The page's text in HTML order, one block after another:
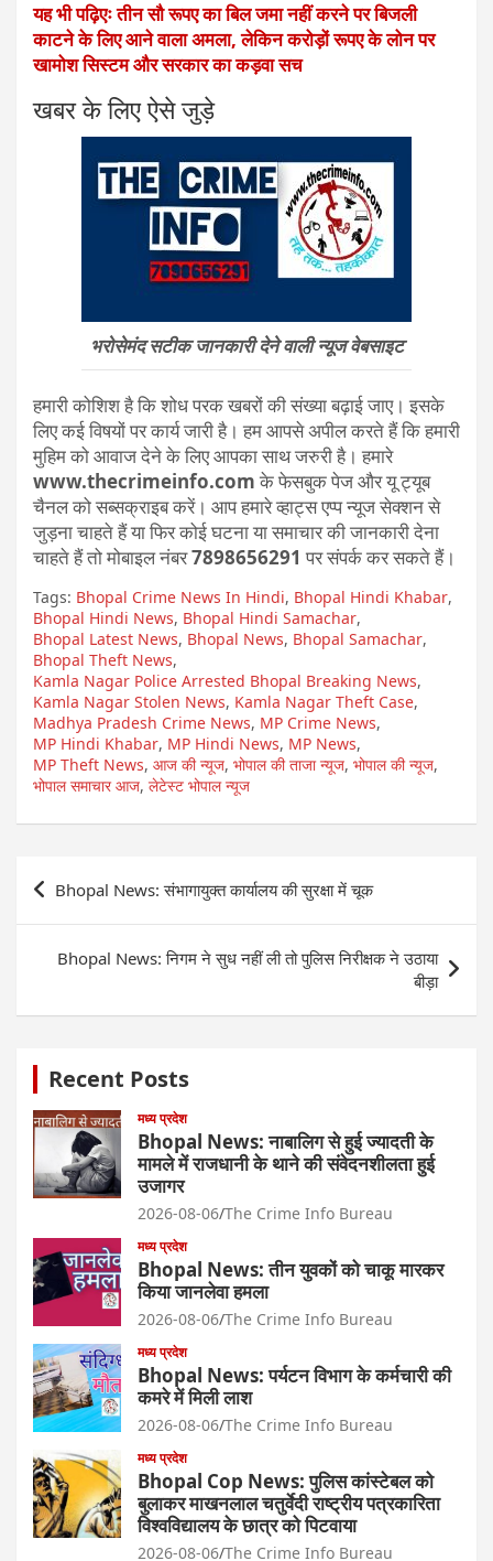
यह भी पढ़िएः तीन सौ रूपए का बिल जमा नहीं करने पर बिजली
काटने के लिए आने वाला अमला, लेकिन करोड़ों रूपए के लोन पर
खामोश सिस्टम और सरकार का कड़वा सच
खबर के लिए ऐसे जुड़े
भरोसेमंद सटीक जानकारी देने वाली न्यूज वेबसाइट
हमारी कोशिश है कि शोध परक खबरों की संख्या बढ़ाई जाए। इसके
लिए कई विषयों पर कार्य जारी है। हम आपसे अपील करते हैं कि हमारी
मुहिम को आवाज देने के लिए आपका साथ जरुरी है। हमारे
www.thecrimeinfo.comके फेसबुक पेज और यू ट्यूब
चैनल को सब्सक्राइब करें। आप हमारे व्हाट्स एप्प न्यूज सेक्शन से
जुड़ना चाहते हैं या फिर कोई घटना या समाचार की जानकारी देना
चाहते हैं तो मोबाइल नंबर7898656291 पर संपर्क कर सकते हैं।
Tags: Bhopal Crime News In Hindi, Bhopal Hindi Khabar,
Bhopal Hindi News, Bhopal Hindi Samachar,
Bhopal Latest News, Bhopal News, Bhopal Samachar,
Bhopal Theft News,
Kamla Nagar Police Arrested Bhopal Breaking News,
Kamla Nagar Stolen News, Kamla Nagar Theft Case,
Madhya Pradesh Crime News, MP Crime News,
MP Hindi Khabar, MP Hindi News, MP News,
MP Theft News, आज की न्यूज, भोपाल की ताजा न्यूज, भोपाल की न्यूज,
भोपाल समाचार आज, लेटेस्ट भोपाल न्यूज
Post
navigation
Bhopal News: संभागायुक्त कार्यालय की सुरक्षा में चूक
Bhopal News: निगम ने सुध नहीं ली तो पुलिस निरीक्षक ने उठाया
बीड़ा
Recent Posts
मध्य प्रदेश
Bhopal News: नाबालिग से हुई ज्यादती के
मामले में राजधानी के थाने की संवेदनशीलता हुई
उजागर
2026-08-06 The Crime Info Bureau
मध्य प्रदेश
Bhopal News: तीन युवकों को चाकू मारकर
किया जानलेवा हमला
2026-08-06 The Crime Info Bureau
मध्य प्रदेश
Bhopal News: पर्यटन विभाग के कर्मचारी की
कमरे में मिली लाश
2026-08-06 The Crime Info Bureau
मध्य प्रदेश
Bhopal Cop News: पुलिस कांस्टेबल को
बुलाकर माखनलाल चतुर्वेदी राष्ट्रीय पत्रकारिता
विश्वविद्यालय के छात्र को पिटवाया
2026-08-06 The Crime Info Bureau